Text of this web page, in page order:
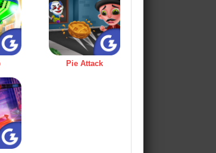
Pie Attack